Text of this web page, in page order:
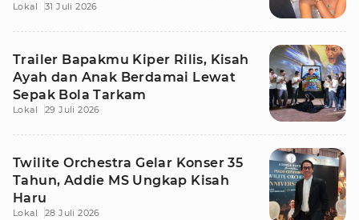
Makna
Lokal 31 Juli 2026
Trailer Bapakmu Kiper Rilis, Kisah
Ayah dan Anak Berdamai Lewat
Sepak Bola Tarkam
Lokal 29 Juli 2026
Twilite Orchestra Gelar Konser 35
Tahun, Addie MS Ungkap Kisah
Haru
Lokal 28 Juli 2026